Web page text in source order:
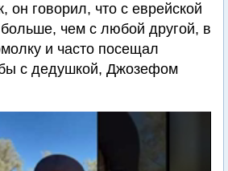
он говорил, что с еврейской
чем с любой другой, в
и часто посещал
с дедушкой, Джозефом